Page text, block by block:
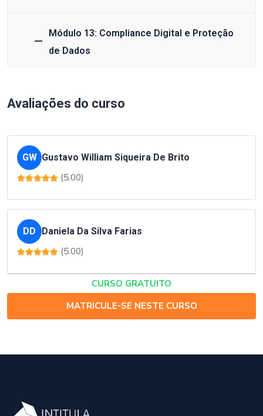
Módulo 13: Compliance Digital e Proteção
de Dados
Avaliações do curso
GW Gustavo William Siqueira De Brito
(5.00)
DD Daniela Da Silva Farias
(5.00)
CURSO GRATUITO
MATRICULE-SE NESTE CURSO